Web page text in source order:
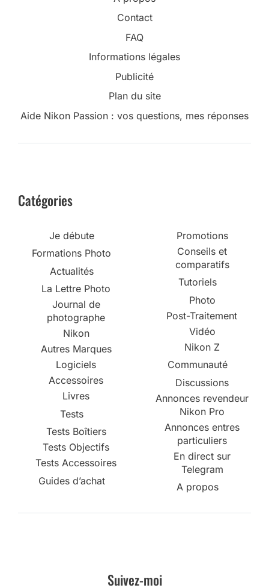
Contact
FAQ
Informations légales
Publicité
Plan du site
Aide Nikon Passion : vos questions, mes réponses
Catégories
Je débute
Formations Photo
Actualités
La Lettre Photo
Journal de
photographe
Nikon
Autres Marques
Logiciels
Accessoires
Livres
Tests
Tests Boîtiers
Tests Objectifs
Tests Accessoires
Guides d’achat
Promotions
Conseils et
comparatifs
Tutoriels
Photo
Post-Traitement
Vidéo
Nikon Z
Communauté
Discussions
Annonces revendeur
Nikon Pro
Annonces entres
particuliers
En direct sur
Telegram
A propos
Suivez-moi